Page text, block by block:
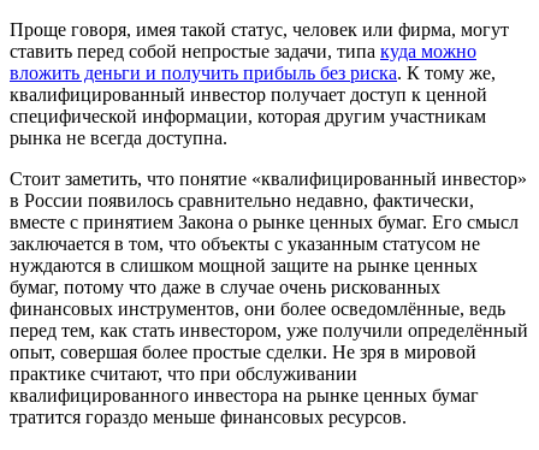
Проще говоря, имея такой статус, человек или фирма, могут
ставить перед собой непростые задачи, типа куда можно
вложить деньги и получить прибыль без риска. К тому же,
квалифицированный инвестор получает доступ к ценной
специфической информации, которая другим участникам
рынка не всегда доступна.
Стоит заметить, что понятие «квалифицированный инвестор»
в России появилось сравнительно недавно, фактически,
вместе с принятием Закона о рынке ценных бумаг. Его смысл
заключается в том, что объекты с указанным статусом не
нуждаются в слишком мощной защите на рынке ценных
бумаг, потому что даже в случае очень рискованных
финансовых инструментов, они более осведомлённые, ведь
перед тем, как стать инвестором, уже получили определённый
опыт, совершая более простые сделки. Не зря в мировой
практике считают, что при обслуживании
квалифицированного инвестора на рынке ценных бумаг
тратится гораздо меньше финансовых ресурсов.